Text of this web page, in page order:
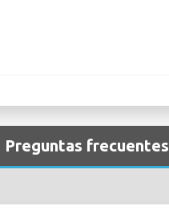
frecuentes